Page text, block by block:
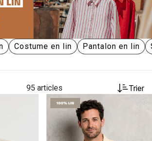
Costume en lin Pantalon en lin
95 articles Trier